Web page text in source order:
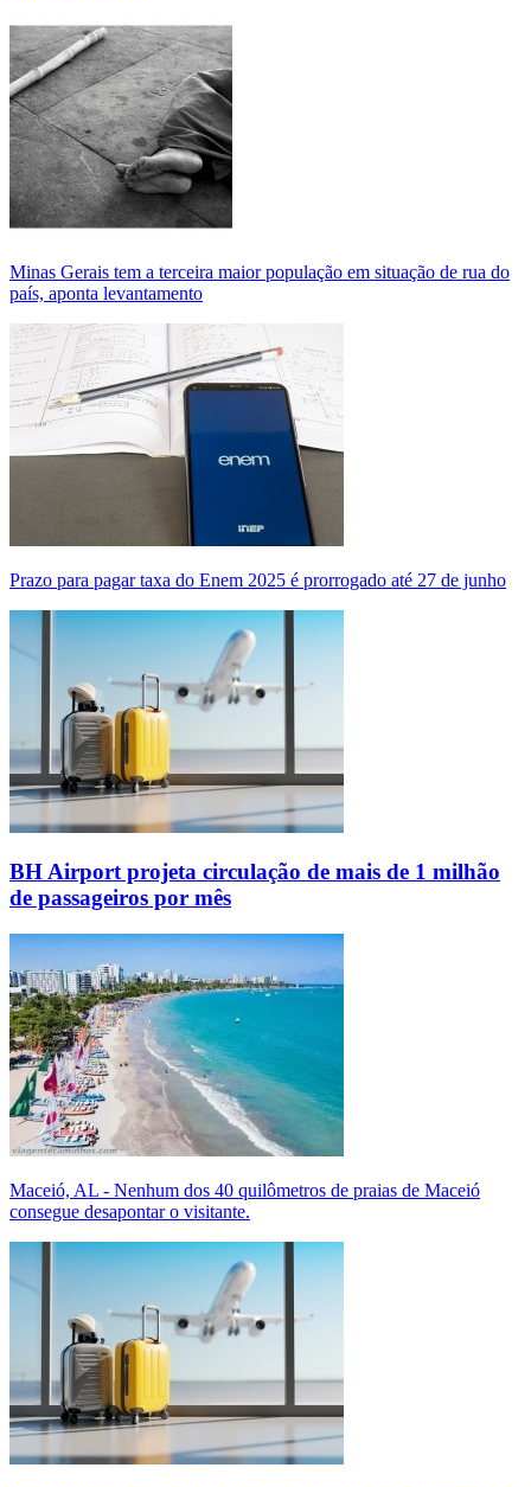
Minas Gerais tem a terceira maior população em situação de rua do
país, aponta levantamento
Prazo para pagar taxa do Enem 2025 é prorrogado até 27 de junho
BH Airport projeta circulação de mais de 1 milhão
de passageiros por mês
Maceió, AL - Nenhum dos 40 quilômetros de praias de Maceió
consegue desapontar o visitante.